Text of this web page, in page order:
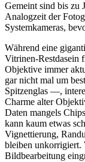
Gemeint sind bis zu
Analogzeit der
Systemkameras,
Während eine
Vitrinen-Restdasein
Objektive immer
gar nicht mal um
Spitzenglas —,
Charme alter
Daten mangels
kann kaum etwas
Vignettierung,
bleiben unkorrigiert.
Bildbearbeitung